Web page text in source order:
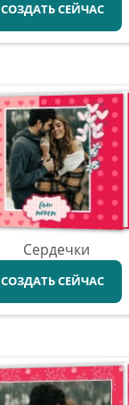
СОЗДАТЬ СЕЙЧАС
Сердечки
СОЗДАТЬ СЕЙЧАС